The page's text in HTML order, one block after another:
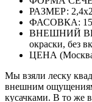
РАЗМЕР:
ФАСОВКА:
ВНЕШНИЙ
окраски, без
ЦЕНА (Москва,
Мы взяли леску
внешним ощущениям
кусачками. В то же